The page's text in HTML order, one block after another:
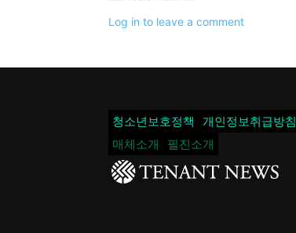
Log in to leave a comment
청소년보호정책 개인정보취급방침
매체소개
필진소개